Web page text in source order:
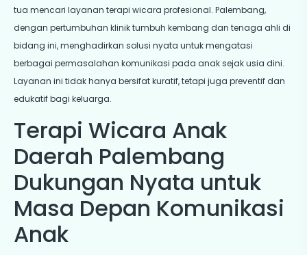
tua mencari layanan terapi wicara profesional. Palembang,
dengan pertumbuhan klinik tumbuh kembang dan tenaga ahli di
bidang ini, menghadirkan solusi nyata untuk mengatasi
berbagai permasalahan komunikasi pada anak sejak usia dini.
Layanan ini tidak hanya bersifat kuratif, tetapi juga preventif dan
edukatif bagi keluarga.
Terapi Wicara Anak
Daerah Palembang
Dukungan Nyata untuk
Masa Depan Komunikasi
Anak